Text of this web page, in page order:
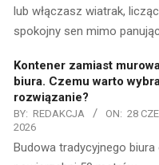
lub włączasz wiatrak,
spokojny sen mimo
Kontener zamiast
biura. Czemu warto
rozwiązanie?
BY: REDAKCJA ON: 28
2026
Budowa tradycyjnego biura